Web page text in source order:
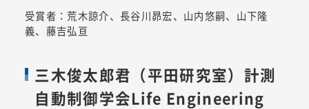
受賞者：荒木諒介、長谷川昴宏、山内悠嗣、山下隆
義、藤吉弘亘
三木俊太郎君（平田研究室）計測
自動制御学会Life Engineering